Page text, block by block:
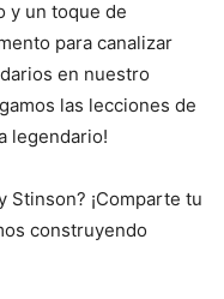
y un toque de
para canalizar
en nuestro
las lecciones de
legendario!
Stinson? ¡Comparte tu
construyendo